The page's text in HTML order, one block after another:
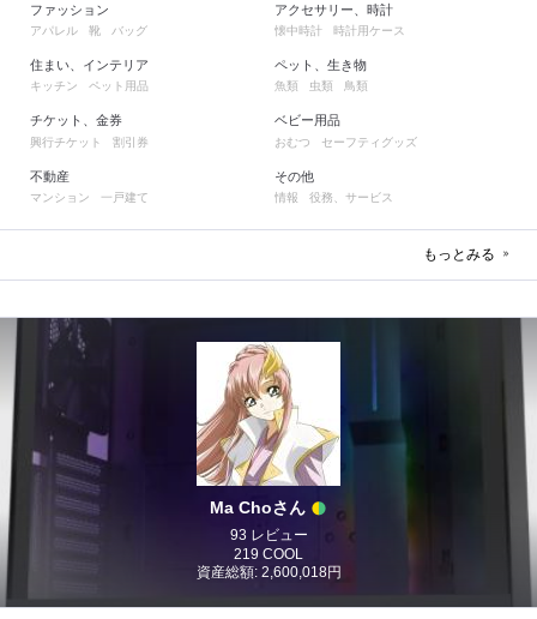
ファッション
アパレル 靴 バッグ
住まい、インテリア
キッチン ペット用品
チケット、金券
興行チケット 割引券
不動産
マンション 一戸建て
アクセサリー、時計
懐中時計 時計用ケース
ペット、生き物
魚類 虫類 鳥類
ベビー用品
おむつ セーフティグッズ
その他
情報 役務、サービス
もっとみる
Ma Choさん
93 レビュー
219 COOL
資産総額: 2,600,018円